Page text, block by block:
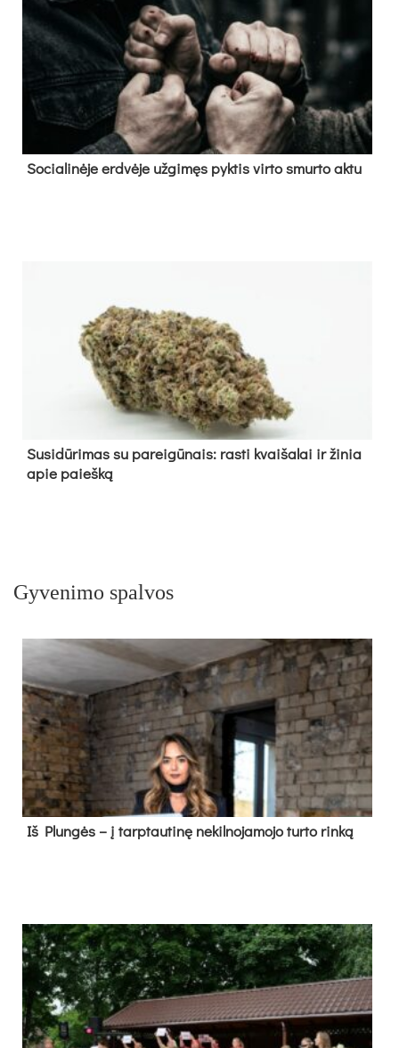
So­cia­li­nė­je erd­vė­je už­gi­męs pyk­tis vir­to smur­to ak­tu
Su­si­dū­ri­mas su pa­rei­gū­nais: ras­ti kvai­ša­lai ir ži­nia
apie paieš­ką
Gyvenimo spalvos
Iš Plungės – į tarptautinę nekilnojamojo turto rinką